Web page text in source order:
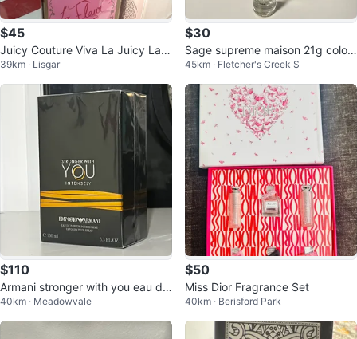
$45
Juicy Couture Viva La Juicy La F
leur 100ml - New
39km · Lisgar
$30
Sage supreme maison 21g colog
ne travel spray EDP
45km · Fletcher's Creek S
$110
Armani stronger with you eau de
perfume for men
40km · Meadowvale
$50
Miss Dior Fragrance Set
40km · Berisford Park